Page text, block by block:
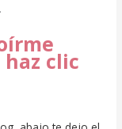
haz clic